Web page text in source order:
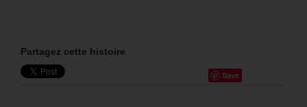
Partagez cette histoire
Save